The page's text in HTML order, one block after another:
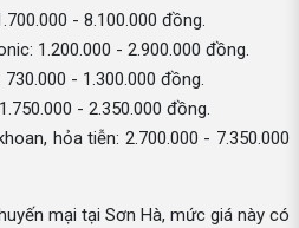
- 8.100.000 đồng.
1.200.000 - 2.900.000 đồng.
- 1.300.000 đồng.
- 2.350.000 đồng.
hỏa tiễn: 2.700.000 - 7.350.000
mại tại Sơn Hà, mức giá này có